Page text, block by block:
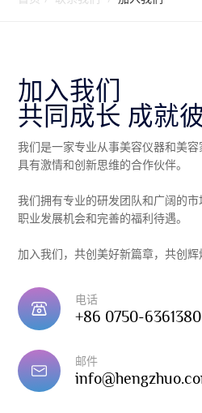
加入我们
共同成长 成就
我们是一家专业从事美容仪器和美
具有激情和创新思维的合作伙伴。
我们拥有专业的研发团队和广阔的
职业发展机会和完善的福利待遇。
加入我们，共创美好新篇章，共创辉
电话
+86 0750-6361380
邮件